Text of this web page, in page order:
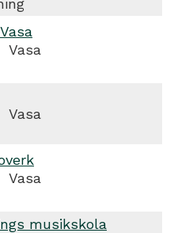
Vasa
Vasa
Vasa
musikskola